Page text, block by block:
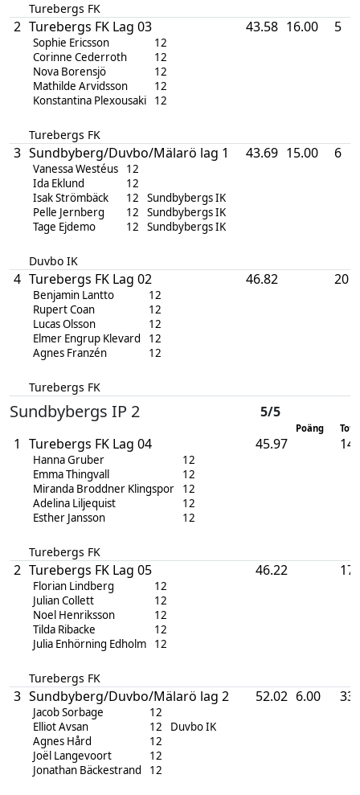
Turebergs FK
2 Turebergs FK Lag 03
Sophie Ericsson
12
Corinne Cederroth
12
Nova Borensjö
12
Mathilde Arvidsson
12
Konstantina Plexousaki
12
Turebergs FK
43.58 16.00 5
3 Sundbyberg/Duvbo/Mälarö lag 1
Vanessa Westéus
12
Ida Eklund
12
Isak Strömbäck
12
Sundbybergs IK
Pelle Jernberg
12
Sundbybergs IK
Tage Ejdemo
12 Sundbybergs IK
Duvbo IK
43.69 15.00 6
4 Turebergs FK Lag 02
Benjamin Lantto
12
Rupert Coan
12
Lucas Olsson
12
Elmer Engrup Klevard
12
Agnes Franzén
12
Turebergs FK
46.82 20
Sundbybergs IP 2 5/5
Poäng Tot.
1 Turebergs FK Lag 04
Hanna Gruber
12
Emma Thingvall
12
Miranda Broddner Klingspor
12
Adelina Liljequist
12
Esther Jansson
12
Turebergs FK
45.97 14
2 Turebergs FK Lag 05
Florian Lindberg
12
Julian Collett
12
Noel Henriksson
12
Tilda Ribacke
12
Julia Enhörning Edholm
12
Turebergs FK
46.22 17
3 Sundbyberg/Duvbo/Mälarö lag 2
Jacob Sorbage
12
Elliot Avsan
12
Duvbo IK
Agnes Hård
12
Joël Langevoort
12
Jonathan Bäckestrand
12
52.02 6.00 33